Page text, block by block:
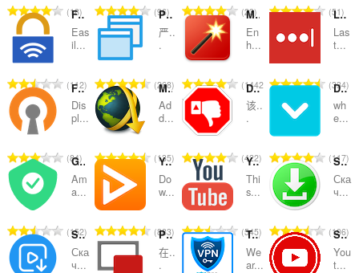
：
：
：
：
总
评
分
：
18
总
评
分
：
96
总
评
分
：
23
总
评
分
：
51
Free VPN Proxy
Eas
il...
总
评
分
：
112
Popup Blocker (strict)
严..
.
总
评
分
：
268
Magic Actions for YouTube™
En
h...
总
评
分
：
1442
LastPass
Las
t...
总
评
分
：
334
Free OpenVPN Server Finder
Dis
pl...
总
评
分
：
84
MyJDownloader Browser Extension
Ad
d...
总
评
分
：
135
Dislikes in YouTube™
该..
.
总
评
分
：
422
Download with Free Download Manager (FDM)
wh
e...
总
评
分
：
117
Global VPN Adblocker Proxy
Am
a...
总
评
分
152
YouTube Downloader (UDL Helper)
Do
w...
总
评
分
883
Youtube Downloader
Thi
s...
总
评
分
545
Save4k
Ска
ч...
总
评
分
106
SAVEE - скачать видео
Ска
ч...
Picture in Picture - PiP View
在..
.
Top Free VPNs
We
ar...
Sidebar for Youtube Music
You
t...